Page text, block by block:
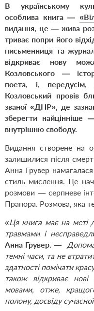
В українському
особлива книга —
видання, це — жива
триває попри його
письменниця та
відкриває нову
Козловського —
поета, і,
Козловський провів
званої «ДНР», де
зберегти найцінніше
внутрішню свободу.
Видання створене на
залишилися після
Анна Грувер
стиль мислення. Це
розмови — серпневе
Прапора. Розмова, яка
«Ця книга має на меті
травмами і
Анна Грувер. —
темні часи, та не
здатності помічати
також відкриває
мовами, отже,
полону, досвіду